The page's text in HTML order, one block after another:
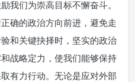
我们为崇高目标不懈奋斗。
确的政治方向前进，避免走
和关键抉择时，坚实的政治
战略定力，使我们能够保持
有力行动。无论是应对外部